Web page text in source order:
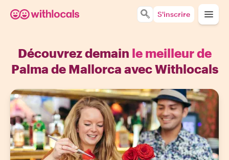
S'inscrire
Découvrez demain le meilleur de
Palma de Mallorca avec Withlocals